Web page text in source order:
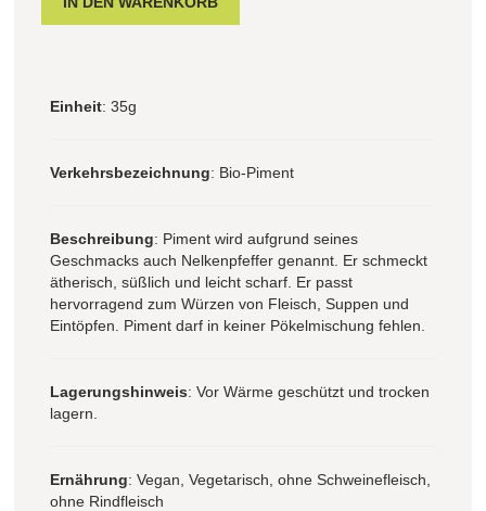
Einheit: 35g
Verkehrsbezeichnung: Bio-Piment
Beschreibung: Piment wird aufgrund seines
Geschmacks auch Nelkenpfeffer genannt. Er schmeckt
ätherisch, süßlich und leicht scharf. Er passt
hervorragend zum Würzen von Fleisch, Suppen und
Eintöpfen. Piment darf in keiner Pökelmischung fehlen.
Lagerungshinweis: Vor Wärme geschützt und trocken
lagern.
Ernährung: Vegan, Vegetarisch, ohne Schweinefleisch,
ohne Rindfleisch